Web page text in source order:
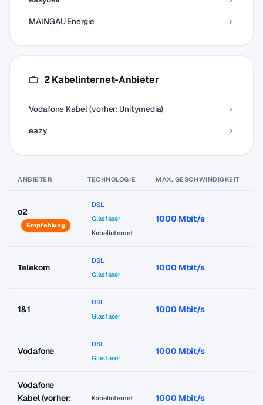
MAINGAU Energie
2 Kabelinternet-Anbieter
Vodafone Kabel (vorher: Unitymedia)
eazy
ANBIETER TECHNOLOGIE MAX. GESCHWINDIGKEIT
o2
Empfehlung
DSL
Glasfaser
Kabelinternet
1000 Mbit/s
Telekom
DSL
Glasfaser
1000 Mbit/s
1&1
DSL
Glasfaser
1000 Mbit/s
Vodafone
DSL
Glasfaser
1000 Mbit/s
Vodafone
Kabel (vorher:
Kabelinternet 1000 Mbit/s